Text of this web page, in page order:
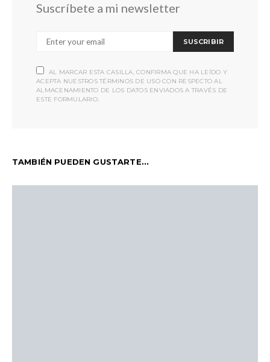
Suscríbete a mi newsletter
SUSCRIBIR
AL MARCAR ESTA CASILLA, CONFIRMA QUE HA LEÍDO Y
ACEPTA NUESTROS TÉRMINOS DE USO CON RESPECTO AL
ALMACENAMIENTO DE LOS DATOS ENVIADOS A TRAVÉS DE
ESTE FORMULARIO.
TAMBIÉN PUEDEN GUSTARTE...